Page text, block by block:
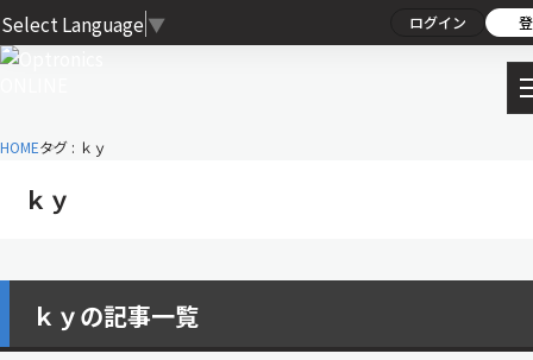
Select Language ▼ ログイン
HOMEタグ : ｋｙ
ｋｙ
ｋｙの記事一覧